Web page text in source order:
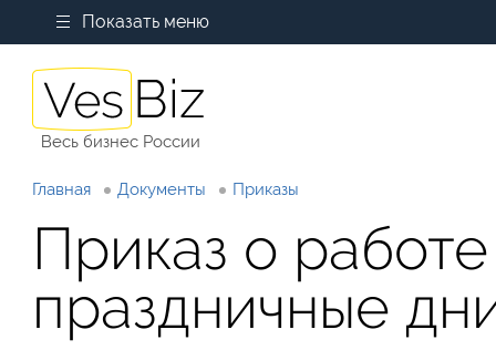
Показать меню
Весь бизнес России
Главная Документы Приказы
Приказ о
праздничные